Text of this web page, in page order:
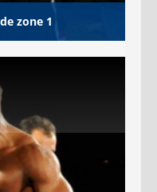
zone 1